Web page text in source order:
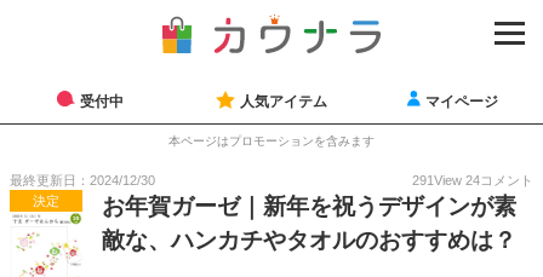
受付中 人気アイテム マイページ
本ページはプロモーションを含みます
最終更新日：2024/12/30 291View 24コメント
決定
お年賀ガーゼ｜新年を祝うデザインが素
敵な、ハンカチやタオルのおすすめは？